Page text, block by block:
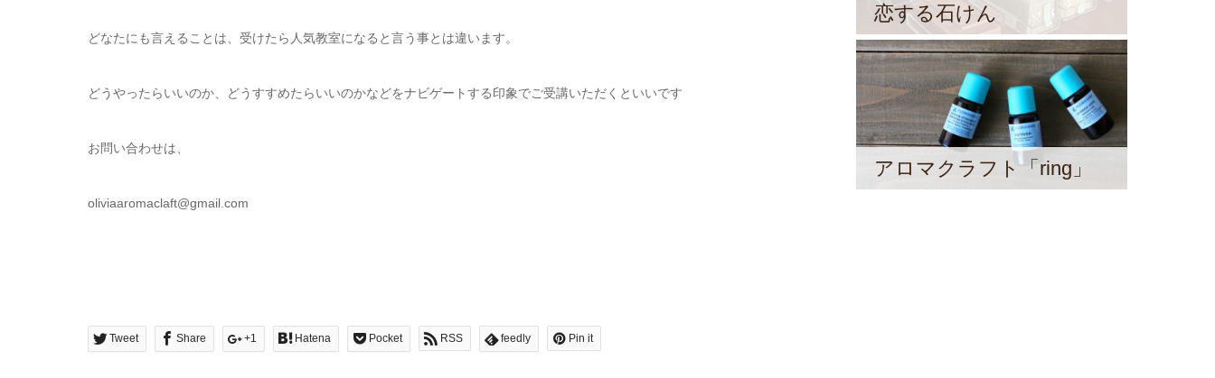
どなたにも言えることは、受けたら人気教室になると言う事とは違います。
どうやったらいいのか、どうすすめたらいいのかなどをナビゲートする印象でご受講いただくといいです
お問い合わせは、
oliviaaromaclaft@gmail.com
Tweet Share +1 Hatena Pocket RSS feedly Pin it
恋する石けん
アロマクラフト「ring」